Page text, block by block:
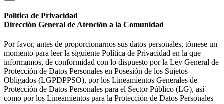
Política de Privacidad
Dirección General de Atención a la Comunidad
Por favor, antes de proporcionarnos sus datos personales, tómese un
momento para leer la siguiente Política de Privacidad en la que
informamos, de conformidad con lo dispuesto por la Ley General de
Protección de Datos Personales en Posesión de los Sujetos
Obligados (LGPDPPSO), por los Lineamientos Generales de
Protección de Datos Personales para el Sector Público (LG), así
como por los Lineamientos para la Protección de Datos Personales